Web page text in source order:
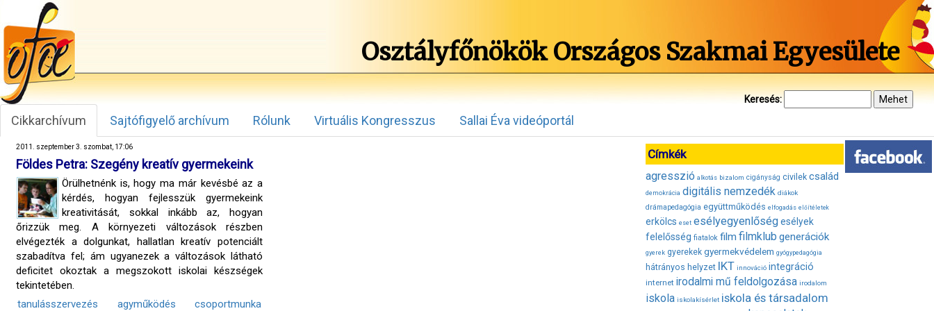
Osztályfőnökök Országos Szakmai Egyesülete
Keresés:
Cikkarchívum Sajtófigyelő archívum Rólunk Virtuális Kongresszus Sallai Éva videóportál
2011. szeptember 3. szombat, 17:06
Földes Petra: Szegény kreatív gyermekeink
Örülhetnénk is, hogy ma már kevésbé az a
kérdés, hogyan fejlesszük gyermekeink
kreativitását, sokkal inkább az, hogyan
őrizzük meg. A környezeti változások részben
elvégezték a dolgunkat, hallatlan kreatív potenciált
szabadítva fel; ám ugyanezek a változások látható
deficitet okoztak a megszokott iskolai készségek
tekintetében.
tanulásszervezés
agyműködés
csoportmunka
Címkék
agresszió alkotás bizalom cigányság civilek család
demokrácia digitális nemzedék diákok
drámapedagógia együttműködés elfogadás előítéletek
erkölcs eset esélyegyenlőségesélyek
felelősség fiatalok film filmklub generációk
gyerek gyerekek gyermekvédelem gyógypedagógia
hátrányos helyzet IKT innováció integráció
internet irodalmi mű feldolgozása irodalom
iskola iskolakísérlet iskola és társadalom